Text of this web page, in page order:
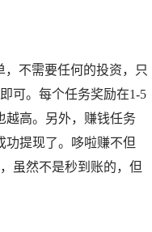
，不需要任何的投资，只
可。每个任务奖励在1-5
越高。另外，赚钱任务
功提现了。哆啦赚不但
虽然不是秒到账的，但